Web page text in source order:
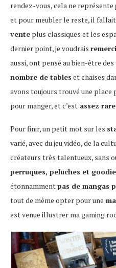
rendez-vous, cela ne représente
et pour meubler le reste, il
vente plus classiques et les
dernier point, je voudrais
aussi, ont pensé au bien-être
nombre de tables et chaises
avons toujours trouvé une place
pour manger, et c’est assez rare
Pour finir, un petit mot sur les
varié, avec du jeu vidéo, de la
créateurs très talentueux, sans
perruques, peluches et
étonnammentpas de mangas
tout de même opter pour une
est venue illustrer ma gaming